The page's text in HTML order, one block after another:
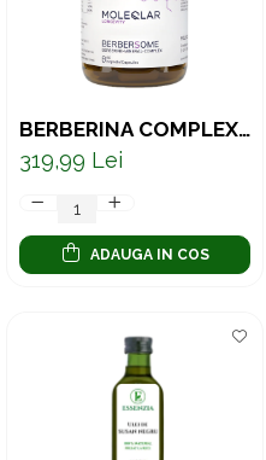
BERBERINA COMPLEX
– SUPORT PENTRU
GLICEMIE ȘI ECHILIBRU
CAPSULE
319,99 Lei
ADAUGA IN COS